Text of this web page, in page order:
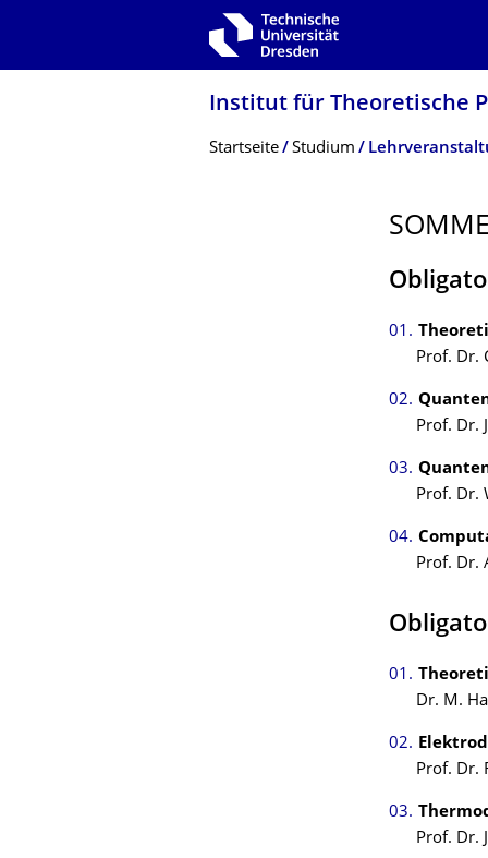
Zur Hauptnavigation springen
Institut für Theoretische
Breadcrumb-Menü
Startseite Studium
Prof. Dr.
Prof. Dr.
Prof. Dr.
Prof. Dr.
Dr. M.
Prof. Dr.
Prof. Dr.